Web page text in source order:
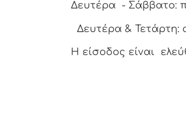
Δευτέρα - Σάββατο:
Δευτέρα & Τετάρτη:
Η είσοδος είναι